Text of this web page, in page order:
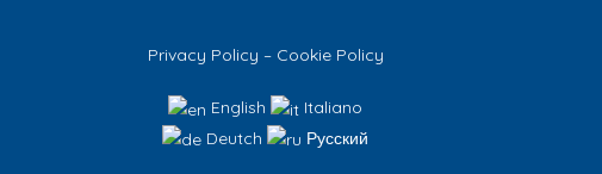
Privacy Policy – Cookie Policy
English
Italiano
Deutch
Русский